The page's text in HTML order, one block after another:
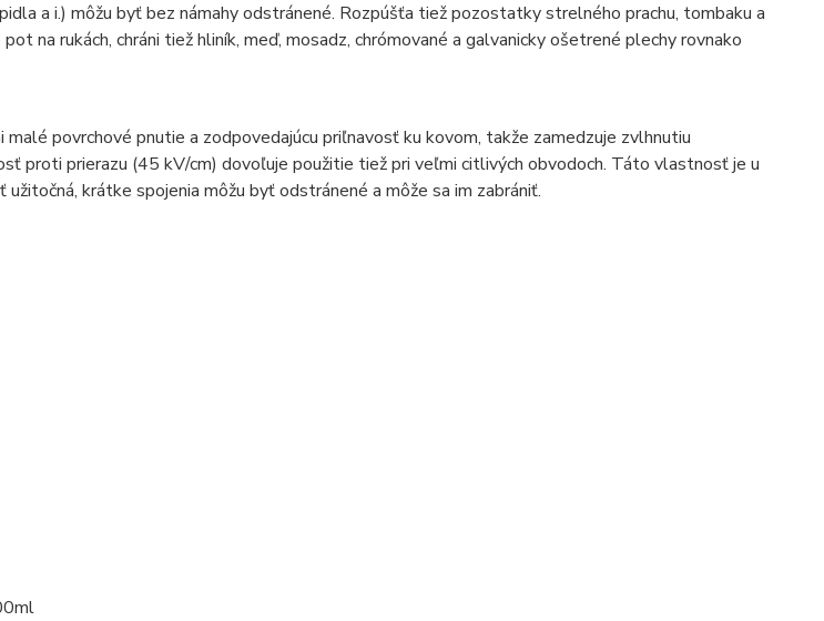
a i.) môžu byť bez námahy odstránené. Rozpúšťa tiež pozostatky strelného prachu, tombaku a
na rukách, chráni tiež hliník, meď, mosadz, chrómované a galvanicky ošetrené plechy rovnako
povrchové pnutie a zodpovedajúcu priľnavosť ku kovom, takže zamedzuje zvlhnutiu
proti prierazu (45 kV/cm) dovoľuje použitie tiež pri veľmi citlivých obvodoch. Táto vlastnosť je u
krátke spojenia môžu byť odstránené a môže sa im zabrániť.